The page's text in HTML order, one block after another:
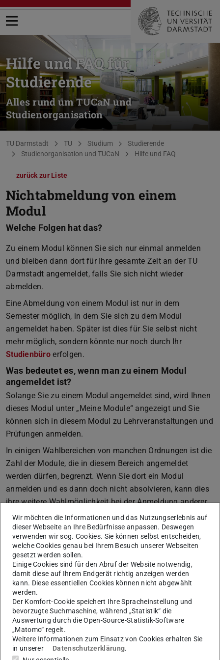
Menü öffnen
Hilfe und FAQ für
Studierende
Alles rund um TUCaN und
Studienorganisation
Sie befinden sich hier:
TU Darmstadt TU Studium
Studierende
Studienorganisation und TUCaN
Hilfe und FAQ
zurück zur Liste
Nichtabmeldung von einem
Modul
Welche Folgen hat das?
Zu einem Modul können Sie sich nur einmal anmelden
und bleiben dann dort für Ihre gesamte Zeit an der TU
Darmstadt angemeldet, falls Sie sich nicht wieder
abmelden.
Eine Abmeldung von einem Modul ist nur in dem
Semester möglich, in dem Sie sich zu dem Modul
angemeldet haben. Später ist dies für Sie selbst nicht
mehr möglich, sondern könnte nur noch durch Ihr
Studienbüro erfolgen.
Was bedeutet es, wenn man zu einem Modul
angemeldet ist?
Solange Sie zu einem Modul angemeldet sind, wird Ihnen
dieses Modul unter „Meine Module“ angezeigt und Sie
können sich in diesem Modul zu Lehrveranstaltungen und
Prüfungen anmelden.
In einigen Wahlbereichen von manchen Ordnungen ist die
Zahl der Module, die in diesem Bereich angemeldet
werden dürfen, begrenzt. Wenn Sie dort ein Modul
anmelden und es dann doch nicht absolvieren, kann dies
ihre weitere Wahlmöglichkeit bei der Anmeldung anderer
Module einschränken.
Sollten Sie sich in dem Modul auch bereits zu einer
Prüfung angemeldet haben, dann bleibt dieses Modul bis
zum Bestehen der Prüfung als nicht beendetes Modul in
Ihrem Studienverlauf. Solange Sie ein nicht beendetes,
Modul in Ihrem Studienverlauf haben, kann dies dazu
führen, dass der Status des Studiums nicht auf
„bestanden“ geht, selbst wenn alle Leistungen zum
Bestehen erbracht wurden.
Tipp:
Wenn Sie genau wissen, dass Sie ein Modul doch nicht
Wir möchten die Informationen und das Nutzungserlebnis auf
dieser Webseite an Ihre Bedürfnisse anpassen. Deswegen
verwenden wir sog. Cookies. Sie können selbst entscheiden,
welche Cookies genau bei Ihrem Besuch unserer Webseiten
gesetzt werden sollen.
Einige Cookies sind für den Abruf der Website notwendig,
damit diese auf Ihrem Endgerät richtig anzeigen werden
kann. Diese essentiellen Cookies können nicht abgewählt
werden.
Der Komfort-Cookie speichert Ihre Spracheinstellung und
bevorzugte Suchmaschine, während „Statistik“ die
Auswertung durch die Open-Source-Statistik-Software
„Matomo“ regelt.
Weitere Informationen zum Einsatz von Cookies erhalten Sie
in unserer
Datenschutzerklärung.